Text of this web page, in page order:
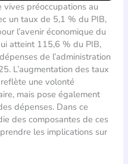
préoccupations au
un taux de 5,1 % du PIB,
l’avenir économique du
atteint 115,6 % du PIB,
de l’administration
L’augmentation des taux
une volonté
mais pose également
dépenses. Dans ce
des composantes de ces
les implications sur